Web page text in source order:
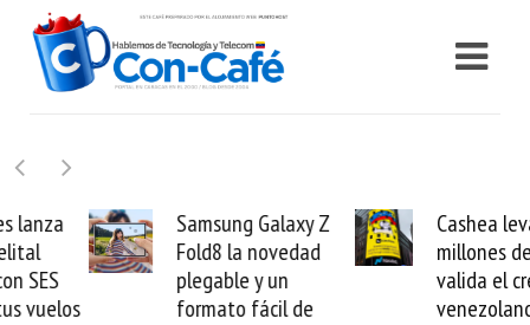
Samsung Galaxy Z
Fold8 la novedad
plegable y un
formato fácil de
Cashea levanta 100
millones de dólares y
valida el crédito del
venezolano ante el